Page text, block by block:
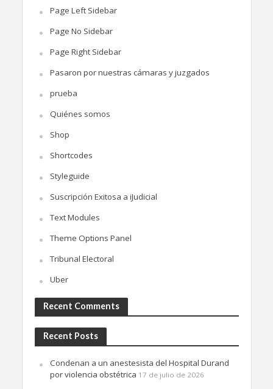
Page Left Sidebar
Page No Sidebar
Page Right Sidebar
Pasaron por nuestras cámaras y juzgados
prueba
Quiénes somos
Shop
Shortcodes
Styleguide
Suscripción Exitosa a iJudicial
Text Modules
Theme Options Panel
Tribunal Electoral
Uber
Recent Comments
Recent Posts
Condenan a un anestesista del Hospital Durand
por violencia obstétrica 17 de julio de 2026